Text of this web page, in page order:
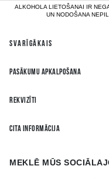
ALKOHOLA LIETOŠANAI IR
UN NODOŠANA
SVARĪGĀKAIS
PASĀKUMU APKALPOŠANA
REKVIZĪTI
CITA INFORMĀCIJA
MEKLĒ MŪS